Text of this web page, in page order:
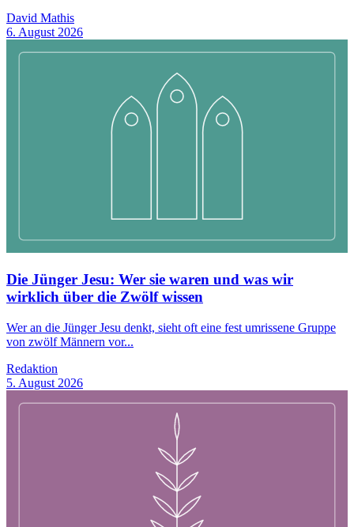
David Mathis
6. August 2026
Die Jünger Jesu: Wer sie waren und was wir
wirklich über die Zwölf wissen
Wer an die Jünger Jesu denkt, sieht oft eine fest umrissene Gruppe
von zwölf Männern vor...
Redaktion
5. August 2026